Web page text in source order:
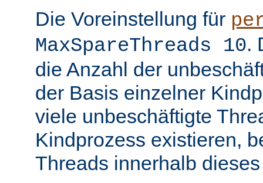
Die Voreinstellung für
MaxSpareThreads 10.
die Anzahl der
der Basis einzelner
viele unbeschäftigte
Kindprozess existieren,
Threads innerhalb